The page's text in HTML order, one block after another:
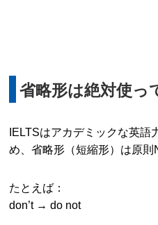
省略形は絶対使っ
IELTSはアカデミックな英語
め、省略形（短縮形）は原則
たとえば：
don’t → do not